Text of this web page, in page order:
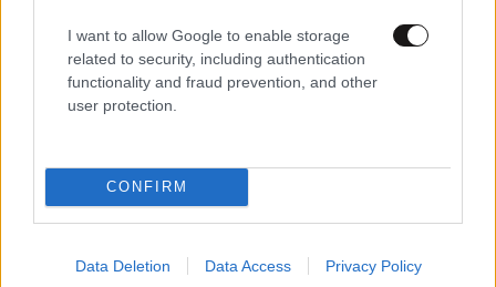
I want to allow Google to enable storage
related to security, including authentication
functionality and fraud prevention, and other
user protection.
CONFIRM
Data Deletion Data Access Privacy Policy
ΣΧΌΛΙΑ ΑΝΑΓΝΩΣΤΏΝ
ΠΡΟΣΘΕΣΤΕ ΤΟ ΣΧΟΛΙΟ ΣΑΣ